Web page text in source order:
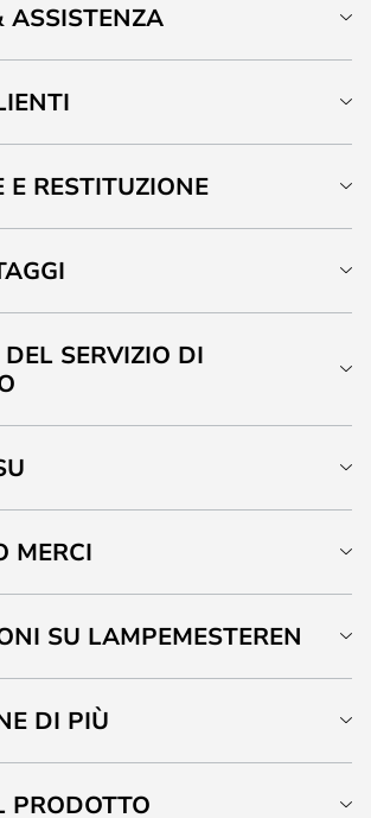
ASSISTENZA
E RESTITUZIONE
SERVIZIO DI
MERCI
SU LAMPEMESTEREN
DI PIÙ
PRODOTTO